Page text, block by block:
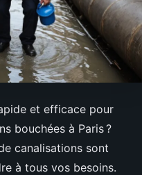
et efficace pour
bouchées à Paris ?
canalisations sont
à tous vos besoins.